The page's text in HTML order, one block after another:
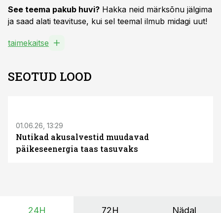
See teema pakub huvi? Hakka neid märksõnu jälgima
ja saad alati teavituse, kui sel teemal ilmub midagi uut!
taimekaitse
SEOTUD LOOD
01.06.26, 13:29
Nutikad akusalvestid muudavad
päikeseenergia taas tasuvaks
24H 72H Nädal